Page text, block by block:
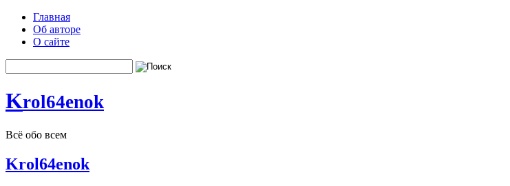
Главная
Об авторе
О сайте
Krol64enok
Всё обо всем
Krol64enok